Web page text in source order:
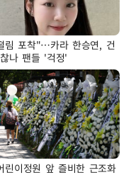
림 포착"…카라 한승연, 건
나 팬들 '걱정'
린이정원 앞 즐비한 근조화